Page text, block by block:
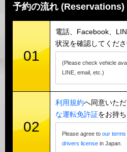
予約の流れ (Reservations)
01
電話、Facebook、
状況を確認してくださ
(Please check vehicle
LINE, email, etc.)
02
利用規約へ同意いた
な運転免許証をお持ち
Please agree to our terms
drivers license in Japan.